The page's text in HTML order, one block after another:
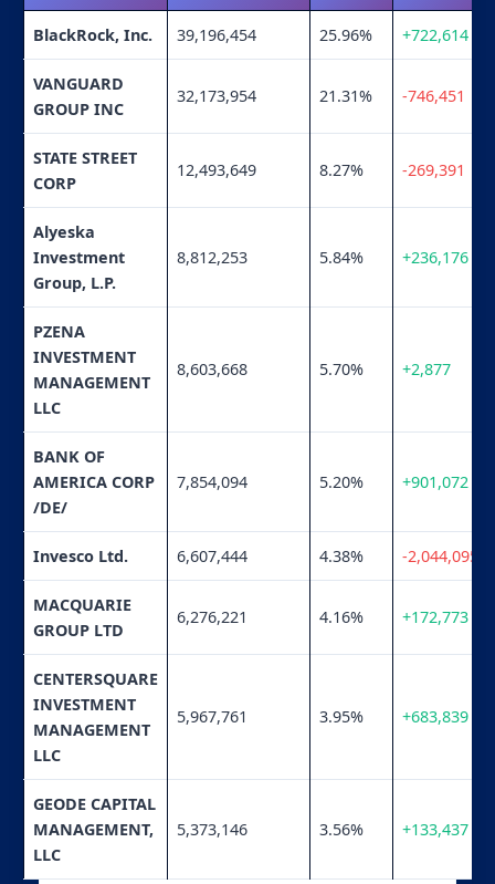
BlackRock, Inc. 39,196,454 25.96% +722,614
VANGUARD
GROUP INC
32,173,954 21.31% -746,451
STATE STREET
CORP
12,493,649 8.27% -269,391
Alyeska
Investment
Group, L.P.
8,812,253 5.84% +236,176
PZENA
INVESTMENT
MANAGEMENT
LLC
8,603,668 5.70% +2,877
BANK OF
AMERICA CORP
/DE/
7,854,094 5.20% +901,072
Invesco Ltd. 6,607,444 4.38% -2,044,095
MACQUARIE
GROUP LTD
6,276,221 4.16% +172,773
CENTERSQUARE
INVESTMENT
MANAGEMENT
LLC
5,967,761 3.95% +683,839
GEODE CAPITAL
MANAGEMENT,
LLC
5,373,146 3.56% +133,437